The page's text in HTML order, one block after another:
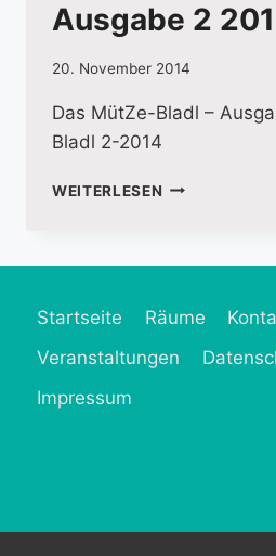
Ausgabe 2
20. November 2014
Das MütZe-Bladl –
Bladl 2-2014
WEITERLESEN DAS
Startseite Räume
Veranstaltungen
Impressum